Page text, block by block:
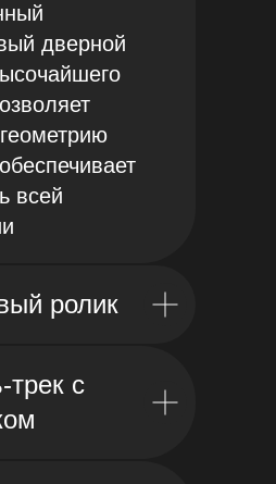
дверной
всей
ролик
с